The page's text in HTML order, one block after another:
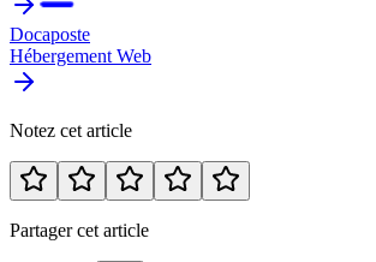
Docaposte
Hébergement Web
Notez cet article
Partager cet article